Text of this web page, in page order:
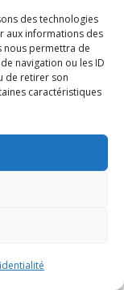
des technologies
aux informations des
nous permettra de
navigation ou les ID
de retirer son
caractéristiques
euros
présenté
définir
les